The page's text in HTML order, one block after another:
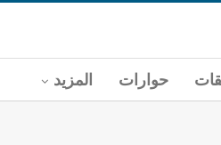
حوارات المزيد